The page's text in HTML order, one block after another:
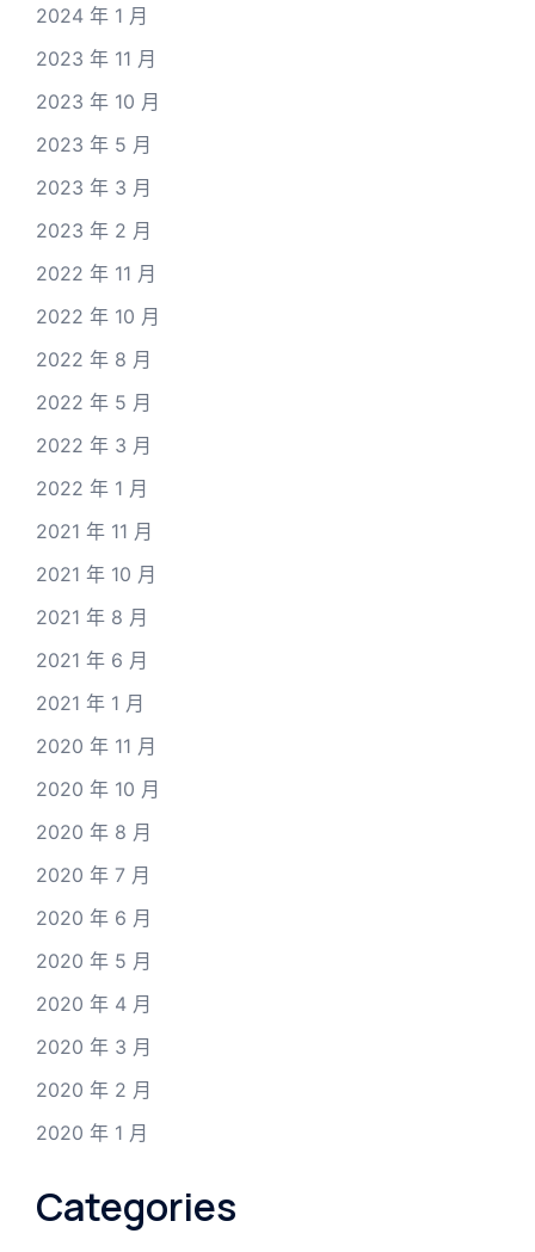
2024 年 1 月
2023 年 11 月
2023 年 10 月
2023 年 5 月
2023 年 3 月
2023 年 2 月
2022 年 11 月
2022 年 10 月
2022 年 8 月
2022 年 5 月
2022 年 3 月
2022 年 1 月
2021 年 11 月
2021 年 10 月
2021 年 8 月
2021 年 6 月
2021 年 1 月
2020 年 11 月
2020 年 10 月
2020 年 8 月
2020 年 7 月
2020 年 6 月
2020 年 5 月
2020 年 4 月
2020 年 3 月
2020 年 2 月
2020 年 1 月
Categories